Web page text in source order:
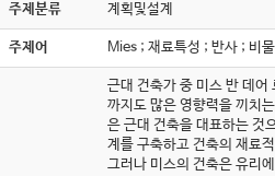
주제분류 계획및설계
주제어 Mies ; 재료특성 ; 반사 ; 비
근대 건축가 중 미스 반 데
까지도 많은 영향력을 끼치
은 근대 건축을 대표하는 것
계를 구축하고 건축의 재료
그러나 미스의 건축은 유리